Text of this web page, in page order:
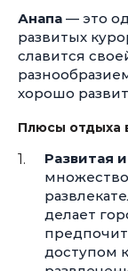
Анапа — это
развитых
славится
хорошо
Плюсы отдыха
Развитая
делает
доступом